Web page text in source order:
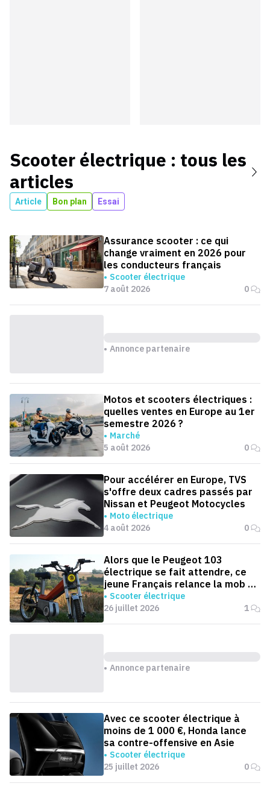
Scooter électrique : tous les
articles
Article Bon plan Essai
Assurance scooter : ce qui
change vraiment en 2026 pour
les conducteurs français
Scooter électrique
7 août 2026
0
Annonce partenaire
Motos et scooters électriques :
quelles ventes en Europe au 1er
semestre 2026 ?
Marché
5 août 2026
0
Pour accélérer en Europe, TVS
s'offre deux cadres passés par
Nissan et Peugeot Motocycles
Moto électrique
4 août 2026
0
Alors que le Peugeot 103
électrique se fait attendre, ce
jeune Français relance la mob en
version électrique
Scooter électrique
26 juillet 2026
1
Annonce partenaire
Avec ce scooter électrique à
moins de 1 000 €, Honda lance
sa contre-offensive en Asie
Scooter électrique
25 juillet 2026
0